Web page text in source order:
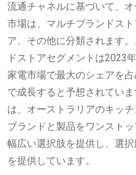
流通チャネルに基づいて、
市場は、マルチブランドス
ア、その他に分類されます
ドストアセグメントは2023
家電市場で最大のシェアを
で成長すると予想されてい
は、オーストラリアのキッ
ブランドと製品をワンスト
幅広い選択肢を提供し、選
を提供しています。